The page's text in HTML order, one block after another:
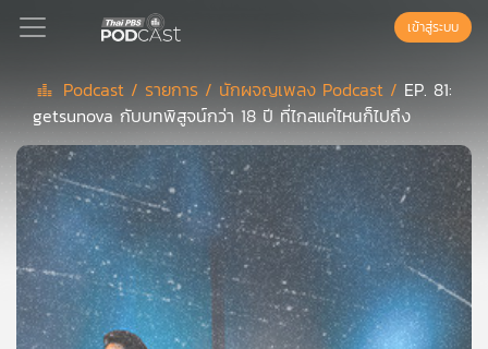
Podcast
เพล
ย์
ลิ
สต์
แนะนำ
เข้าสู่ระบบ
Podcast / รายการ / นักผจญเพลง Podcast / EP. 81:
getsunova กับบทพิสูจน์กว่า 18 ปี ที่ไกลแค่ไหนก็ไปถึง